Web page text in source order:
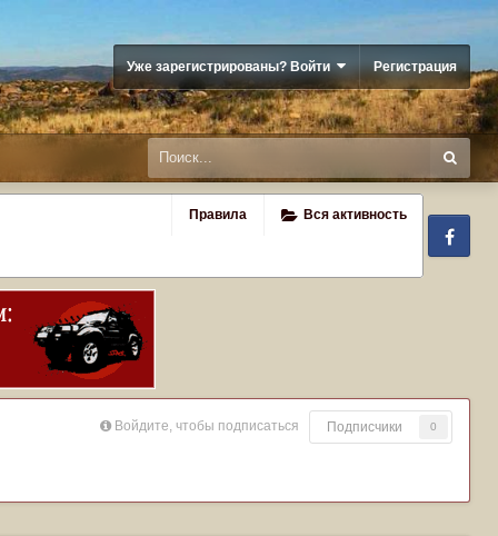
Уже зарегистрированы? Войти Регистрация
Правила Вся активность
Войдите, чтобы подписаться Подписчики 0